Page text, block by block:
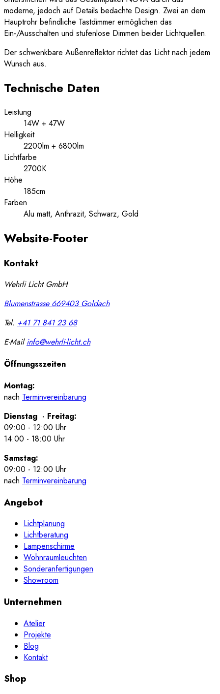
moderne, jedoch auf Details bedachte Design. Zwei an dem
Hauptrohr befindliche Tastdimmer ermöglichen das
Ein-/Ausschalten und stufenlose Dimmen beider Lichtquellen.
Der schwenkbare Außenreflektor richtet das Licht nach jedem
Wunsch aus.
Technische Daten
Leistung
14W + 47W
Helligkeit
2200lm + 6800lm
Lichtfarbe
2700K
Höhe
185cm
Farben
Alu matt, Anthrazit, Schwarz, Gold
Website-Footer
Kontakt
Wehrli Licht GmbH
Blumenstrasse 669403 Goldach
Tel. +41 71 841 23 68
E-Mailinfo@wehrli-licht.ch
Öffnungsszeiten
Montag:
nach Terminvereinbarung
Dienstag - Freitag:
09:00 - 12:00 Uhr
14:00 - 18:00 Uhr
Samstag:
09:00 - 12:00 Uhr
nach Terminvereinbarung
Angebot
Lichtplanung
Lichtberatung
Lampenschirme
Wohnraumleuchten
Sonderanfertigungen
Showroom
Unternehmen
Atelier
Projekte
Blog
Kontakt
Shop